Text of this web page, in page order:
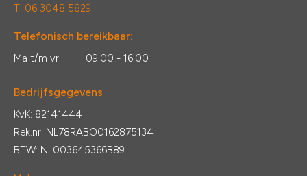
T: 06 3048 5829
Telefonisch bereikbaar:
Ma t/m vr: 09:00 - 16:00
Bedrijfsgegevens
KvK: 82141444
Rek.nr: NL78RABO0162875134
BTW: NL003645366B89